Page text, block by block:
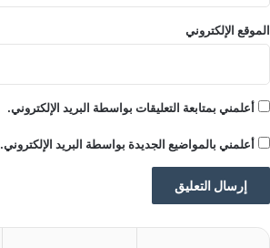
الموقع الإلكتروني
أعلمني بمتابعة التعليقات بواسطة البريد الإلكتروني.
أعلمني بالمواضيع الجديدة بواسطة البريد الإلكتروني.